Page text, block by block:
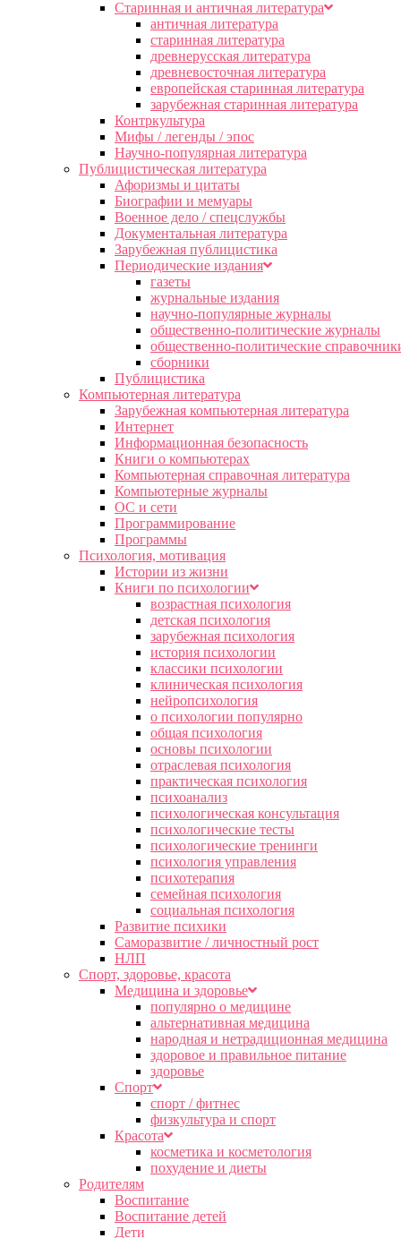
Старинная и античная литература
античная литература
старинная литература
древнерусская литература
древневосточная литература
европейская старинная литература
зарубежная старинная литература
Контркультура
Мифы / легенды / эпос
Научно-популярная литература
Публицистическая литература
Афоризмы и цитаты
Биографии и мемуары
Военное дело / спецслужбы
Документальная литература
Зарубежная публицистика
Периодические издания
газеты
журнальные издания
научно-популярные журналы
общественно-политические журналы
общественно-политические
сборники
Публицистика
Компьютерная литература
Зарубежная компьютерная литература
Интернет
Информационная безопасность
Книги о компьютерах
Компьютерная справочная литература
Компьютерные журналы
ОС и сети
Программирование
Программы
Психология, мотивация
Истории из жизни
Книги по психологии
возрастная психология
детская психология
зарубежная психология
история психологии
классики психологии
клиническая психология
нейропсихология
о психологии популярно
общая психология
основы психологии
отраслевая психология
практическая психология
психоанализ
психологическая консультация
психологические тесты
психологические тренинги
психология управления
психотерапия
семейная психология
социальная психология
Развитие психики
Саморазвитие / личностный рост
НЛП
Спорт, здоровье, красота
Медицина и здоровье
популярно о медицине
альтернативная медицина
народная и нетрадиционная медицина
здоровое и правильное питание
здоровье
Спорт
спорт / фитнес
физкультура и спорт
Красота
косметика и косметология
похудение и диеты
Родителям
Воспитание
Воспитание детей
Дети